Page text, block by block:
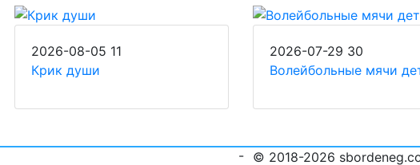
2026-08-05 11
Крик души
2026-07-29 30
Волейбольные мячи
- © 2018-2026